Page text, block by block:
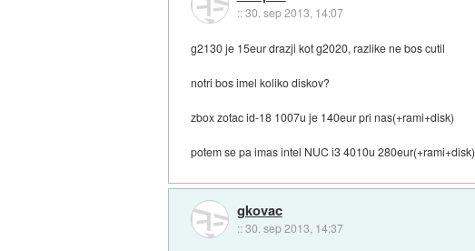
::30. sep 2013, 14:07
g2130 je 15eur drazji kot g2020, razlike ne bos cutil
notri bos imel koliko diskov?
zbox zotac id-18 1007u je 140eur pri nas(+rami+disk)
potem se pa imas intel NUC i3 4010u 280eur(+rami+disk)
gkovac
::30. sep 2013, 14:37